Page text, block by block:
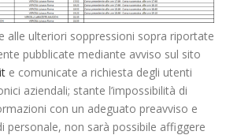
alle ulteriori soppressioni sopra riportate
pubblicate mediante avviso sul sito
e comunicate a richiesta degli utenti
aziendali; stante l’impossibilità di
con un adeguato preavviso e
personale, non sarà possibile affiggere